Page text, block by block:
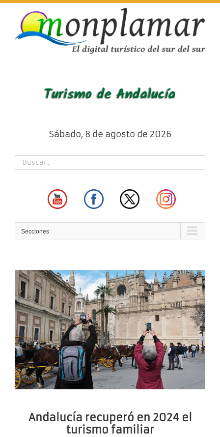
Skip
content
Sábado, 8 de agosto de 2026
Secciones
Andalucía recuperó en 2024 el
turismo familiar